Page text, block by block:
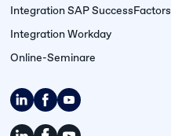
Integration SAP SuccessFactors
Integration Workday
Online-Seminare